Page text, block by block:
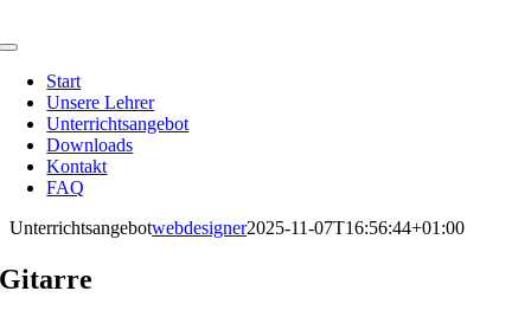
Inhalt
Toggle
Navigation
Start
Unsere Lehrer
Unterrichtsangebot
Downloads
Kontakt
FAQ
Unterrichtsangebotwebdesigner2025-11-07T16:56:44+01:00
Gitarre